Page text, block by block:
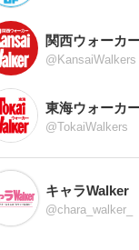
関西ウォーカ
@KansaiWalkers
東海ウォーカ
@TokaiWalkers
キャラWalker
@chara_walker_